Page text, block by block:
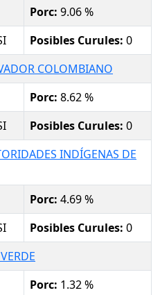
Porc: 9.06 %
Posibles Curules: 0
COLOMBIANO
Porc: 8.62 %
Posibles Curules: 0
INDÍGENAS DE
Porc: 4.69 %
Posibles Curules: 0
Porc: 1.32 %